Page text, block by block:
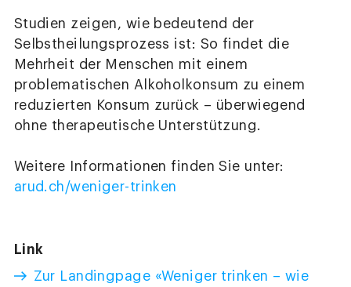
Studien zeigen, wie bedeutend der
Selbstheilungsprozess ist: So findet die
Mehrheit der Menschen mit einem
problematischen Alkoholkonsum zu einem
reduzierten Konsum zurück – überwiegend
ohne therapeutische Unterstützung.
Weitere Informationen finden Sie unter:
arud.ch/weniger-trinken
Link
Zur Landingpage «Weniger trinken – wie